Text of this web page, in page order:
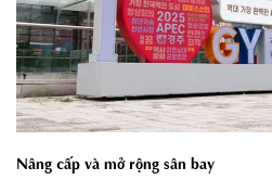
Nâng cấp và mở rộng sân bay